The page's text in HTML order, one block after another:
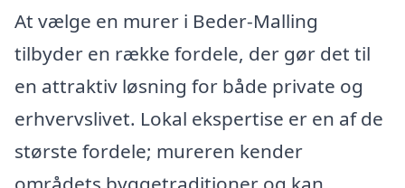
At vælge en murer i Beder-Malling
tilbyder en række fordele, der gør det til
en attraktiv løsning for både private og
erhvervslivet. Lokal ekspertise er en af de
største fordele; mureren kender